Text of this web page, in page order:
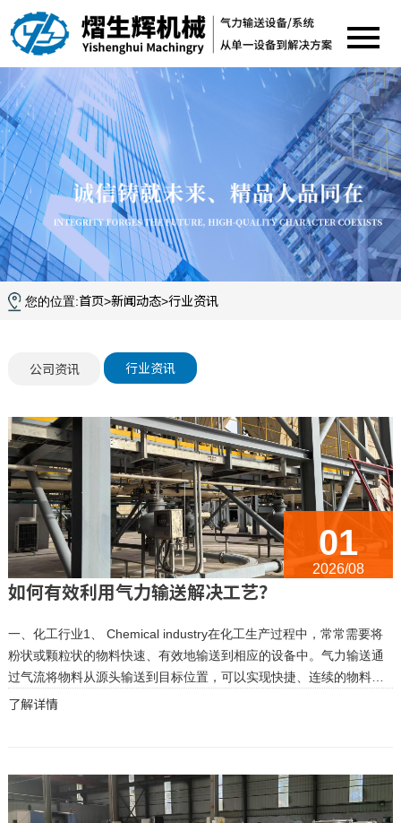
您的位置:首页>新闻动态>行业资讯
公司资讯 行业资讯
01
2026/08
如何有效利用气力输送解决工艺？
一、化工行业1、 Chemical industry在化工生产过程中，常常需要将
粉状或颗粒状的物料快速、有效地输送到相应的设备中。气力输送通
过气流将物料从源头输送到目标位置，可以实现快捷、连续的物料输
送。非常是对于含有易燃、易爆、有毒等危险性物料的输送过程，使
了解详情